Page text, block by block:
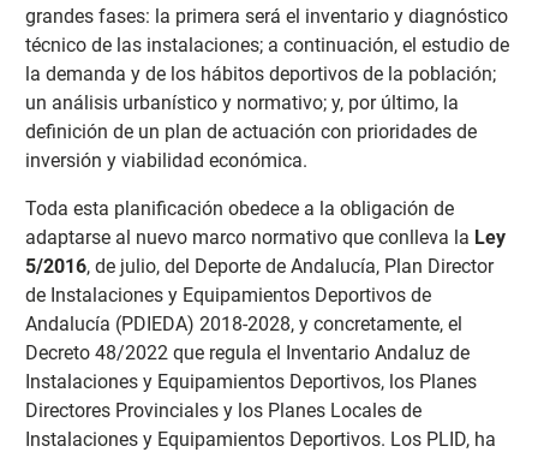
grandes fases: la primera será el inventario y diagnóstico
técnico de las instalaciones; a continuación, el estudio de
la demanda y de los hábitos deportivos de la población;
un análisis urbanístico y normativo; y, por último, la
definición de un plan de actuación con prioridades de
inversión y viabilidad económica.
Toda esta planificación obedece a la obligación de
adaptarse al nuevo marco normativo que conlleva la Ley
5/2016, de julio, del Deporte de Andalucía, Plan Director
de Instalaciones y Equipamientos Deportivos de
Andalucía (PDIEDA) 2018-2028, y concretamente, el
Decreto 48/2022 que regula el Inventario Andaluz de
Instalaciones y Equipamientos Deportivos, los Planes
Directores Provinciales y los Planes Locales de
Instalaciones y Equipamientos Deportivos. Los PLID, ha